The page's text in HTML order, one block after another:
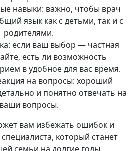
навыки: важно, чтобы врач
язык как с детьми, так и с
родителями.
если ваш выбор — частная
есть ли возможность
в удобное для вас время.
на вопросы: хороший
и понятно отвечать на
ваши вопросы.
вам избежать ошибок и
который станет